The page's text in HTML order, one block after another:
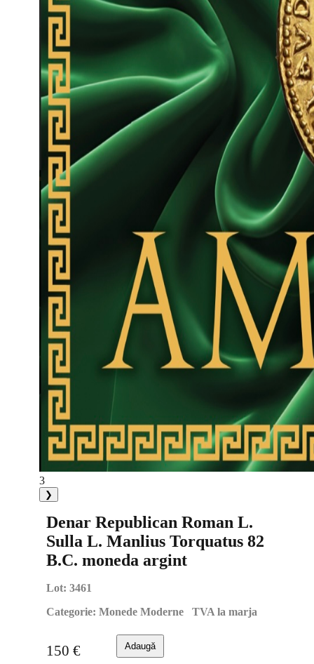
3
❯
Denar Republican Roman L.
Sulla L. Manlius Torquatus 82
B.C. moneda argint
Lot: 3461
Categorie: Monede Moderne TVA la marja
150 € Adaugă